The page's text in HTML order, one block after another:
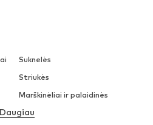
Suknelės
Striukės
Marškinėliai ir palaidinės
Apatiniai
Daugiau